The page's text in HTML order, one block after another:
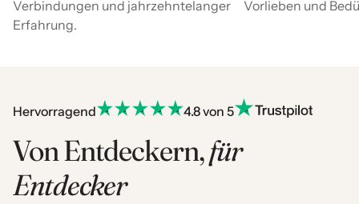
Verbindungen und jahrzehntelanger
Erfahrung.
Vorlieben und
Hervorragend 4.8 von 5
Von Entdeckern,für
Entdecker